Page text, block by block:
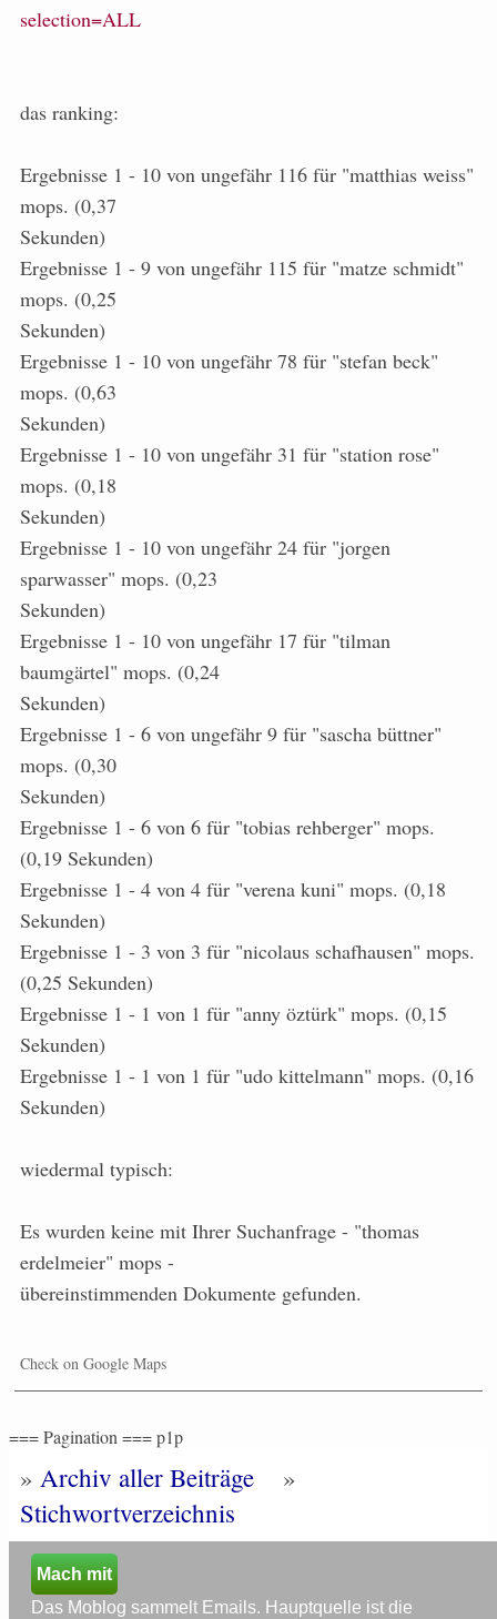
selection=ALL
das ranking:
Ergebnisse 1 - 10 von ungefähr 116 für "matthias weiss"
mops. (0,37
Sekunden)
Ergebnisse 1 - 9 von ungefähr 115 für "matze schmidt"
mops. (0,25
Sekunden)
Ergebnisse 1 - 10 von ungefähr 78 für "stefan beck"
mops. (0,63
Sekunden)
Ergebnisse 1 - 10 von ungefähr 31 für "station rose"
mops. (0,18
Sekunden)
Ergebnisse 1 - 10 von ungefähr 24 für "jorgen
sparwasser" mops. (0,23
Sekunden)
Ergebnisse 1 - 10 von ungefähr 17 für "tilman
baumgärtel" mops. (0,24
Sekunden)
Ergebnisse 1 - 6 von ungefähr 9 für "sascha büttner"
mops. (0,30
Sekunden)
Ergebnisse 1 - 6 von 6 für "tobias rehberger" mops.
(0,19 Sekunden)
Ergebnisse 1 - 4 von 4 für "verena kuni" mops. (0,18
Sekunden)
Ergebnisse 1 - 3 von 3 für "nicolaus schafhausen" mops.
(0,25 Sekunden)
Ergebnisse 1 - 1 von 1 für "anny öztürk" mops. (0,15
Sekunden)
Ergebnisse 1 - 1 von 1 für "udo kittelmann" mops. (0,16
Sekunden)
wiedermal typisch:
Es wurden keine mit Ihrer Suchanfrage - "thomas
erdelmeier" mops -
übereinstimmenden Dokumente gefunden.
Check on Google Maps
=== Pagination === p1p
» Archiv aller Beiträge
»
Stichwortverzeichnis
Mach mit
Das Moblog sammelt Emails. Hauptquelle ist die